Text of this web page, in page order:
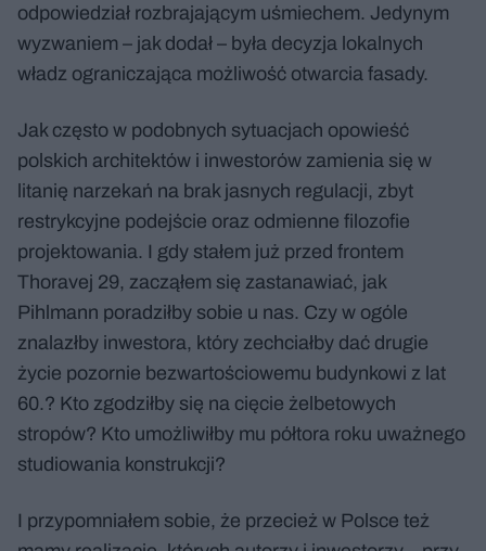
odpowiedział rozbrajającym uśmiechem. Jedynym
wyzwaniem – jak dodał – była decyzja lokalnych
władz ograniczająca możliwość otwarcia fasady.
Jak często w podobnych sytuacjach opowieść
polskich architektów i inwestorów zamienia się w
litanię narzekań na brak jasnych regulacji, zbyt
restrykcyjne podejście oraz odmienne filozofie
projektowania. I gdy stałem już przed frontem
Thoravej 29, zacząłem się zastanawiać, jak
Pihlmann poradziłby sobie u nas. Czy w ogóle
znalazłby inwestora, który zechciałby dać drugie
życie pozornie bezwartościowemu budynkowi z lat
60.? Kto zgodziłby się na cięcie żelbetowych
stropów? Kto umożliwiłby mu półtora roku uważnego
studiowania konstrukcji?
I przypomniałem sobie, że przecież w Polsce też